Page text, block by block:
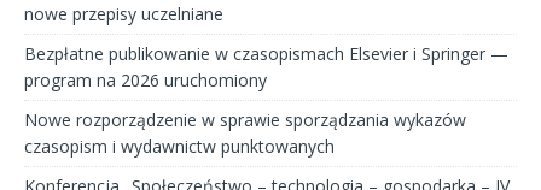
nowe przepisy uczelniane
Bezpłatne publikowanie w czasopismach Elsevier i Springer —
program na 2026 uruchomiony
Nowe rozporządzenie w sprawie sporządzania wykazów
czasopism i wydawnictw punktowanych